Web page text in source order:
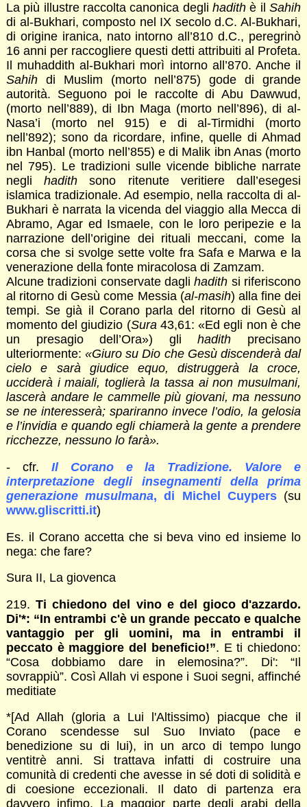
La più illustre raccolta canonica deglihadith è ilSahih
di al-Bukhari, composto nel IX secolo d.C. Al-Bukhari,
di origine iranica, nato intorno all’810 d.C., peregrinò
16 anni per raccogliere questi detti attribuiti al Profeta.
Il muhaddith al-Bukhari morì intorno all’870. Anche il
Sahihdi Muslim (morto nell’875) gode di grande
autorità. Seguono poi le raccolte di Abu Dawwud,
(morto nell’889), di Ibn Maga (morto nell’896), di al-
Nasa’i (morto nel 915) e di al-Tirmidhi (morto
nell’892); sono da ricordare, infine, quelle di Ahmad
ibn Hanbal (morto nell’855) e di Malik ibn Anas (morto
nel 795). Le tradizioni sulle vicende bibliche narrate
neglihadith sono ritenute veritiere dall’esegesi
islamica tradizionale. Ad esempio, nella raccolta di al-
Bukhari è narrata la vicenda del viaggio alla Mecca di
Abramo, Agar ed Ismaele, con le loro peripezie e la
narrazione dell’origine dei rituali meccani, come la
corsa che si svolge sette volte fra Safa e Marwa e la
venerazione della fonte miracolosa di Zamzam.
Alcune tradizioni conservate daglihadith si riferiscono
al ritorno di Gesù come Messia (al-masih) alla fine dei
tempi. Se già il Corano parla del ritorno di Gesù al
momento del giudizio (Sura43,61: «Ed egli non è che
un presagio dell’Ora») glihadith precisano
ulteriormente:«Giuro su Dio che Gesù discenderà dal
cielo e sarà giudice equo, distruggerà la croce,
ucciderà i maiali, toglierà la tassa ai non musulmani,
lascerà andare le cammelle più giovani, ma nessuno
se ne interesserà; spariranno invece l’odio, la gelosia
e l’invidia e quando egli chiamerà la gente a prendere
ricchezze, nessuno lo farà».
- cfr. Il Corano e la Tradizione. Valore e
interpretazione degli insegnamenti della prima
generazione musulmana, di Michel Cuypers(su
www.gliscritti.it)
Es. il Corano accetta che si beva vino ed insieme lo
nega: che fare?
Sura II, La giovenca
219.Ti chiedono del vino e del gioco d'azzardo.
Di'*: “In entrambi c'è un grande peccato e qualche
vantaggio per gli uomini, ma in entrambi il
peccato è maggiore del beneficio!”. E ti chiedono:
“Cosa dobbiamo dare in elemosina?”. Di': “Il
sovrappiù”. Così Allah vi espone i Suoi segni, affinché
meditiate
*[Ad Allah (gloria a Lui l'Altissimo) piacque che il
Corano scendesse sul Suo Inviato (pace e
benedizione su di lui), in un arco di tempo lungo
ventitrè anni. Si trattava infatti di costruire una
comunità di credenti che avesse in sé doti di solidità e
di coesione eccezionali. Il dato di partenza era
davvero infimo. La maggior parte degli arabi della